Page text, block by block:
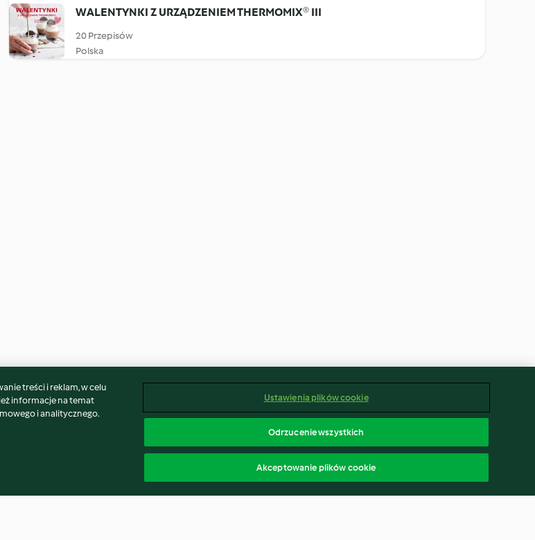
WALENTYNKI Z URZĄDZENIEM THERMOMIX® III
20 Przepisów
Polska
treści i reklam, w celu
informacje na temat
i analitycznego.
Ustawienia plików cookie
Odrzucenie wszystkich
Akceptowanie plików cookie